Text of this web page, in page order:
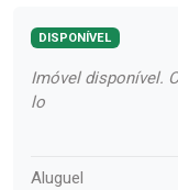
DISPONÍVEL
Imóvel disponível.
lo
Aluguel